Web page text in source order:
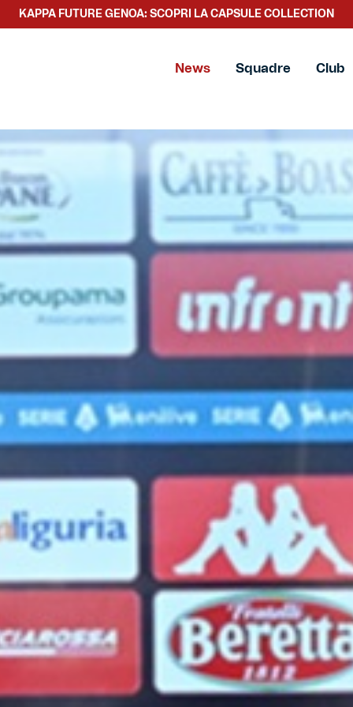
KAPPA FUTURE GENOA: SCOPRI LA CAPSULE COLLECTION
SCOPRI LA NUOVA COLLEZIONE TACCHETTEE
News Squadre Club